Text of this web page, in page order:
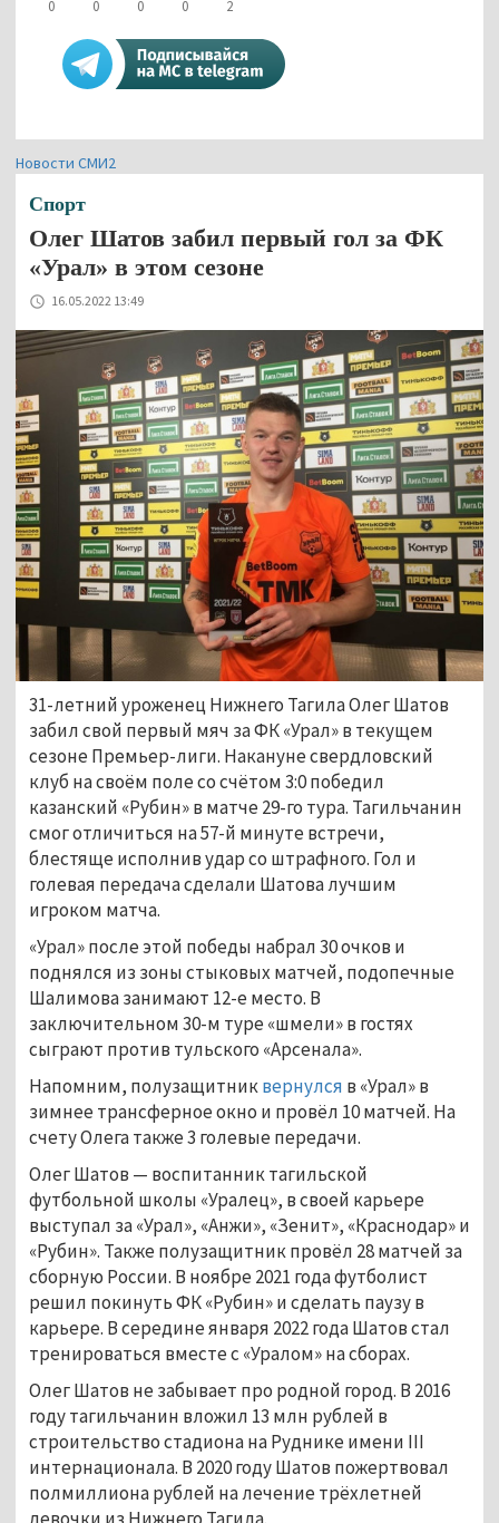
0 0 0 0 2
Новости СМИ2
Спорт
Олег Шатов забил первый гол за ФК
«Урал» в этом сезоне
16.05.2022 13:49
31-летний уроженец Нижнего Тагила Олег Шатов
забил свой первый мяч за ФК «Урал» в текущем
сезоне Премьер-лиги. Накануне свердловский
клуб на своём поле со счётом 3:0 победил
казанский «Рубин» в матче 29-го тура. Тагильчанин
смог отличиться на 57-й минуте встречи,
блестяще исполнив удар со штрафного. Гол и
голевая передача сделали Шатова лучшим
игроком матча.
«Урал» после этой победы набрал 30 очков и
поднялся из зоны стыковых матчей, подопечные
Шалимова занимают 12-е место. В
заключительном 30-м туре «шмели» в гостях
сыграют против тульского «Арсенала».
Напомним, полузащитниквернулся в «Урал» в
зимнее трансферное окно и провёл 10 матчей. На
счету Олега также 3 голевые передачи.
Олег Шатов — воспитанник тагильской
футбольной школы «Уралец», в своей карьере
выступал за «Урал», «Анжи», «Зенит», «Краснодар» и
«Рубин». Также полузащитник провёл 28 матчей за
сборную России. В ноябре 2021 года футболист
решил покинуть ФК «Рубин» и сделать паузу в
карьере. В середине января 2022 года Шатов стал
тренироваться вместе с «Уралом» на сборах.
Олег Шатов не забывает про родной город. В 2016
году тагильчанин вложил 13 млн рублей в
строительство стадиона на Руднике имени III
интернационала. В 2020 году Шатов пожертвовал
полмиллиона рублей на лечение трёхлетней
девочки из Нижнего Тагила.